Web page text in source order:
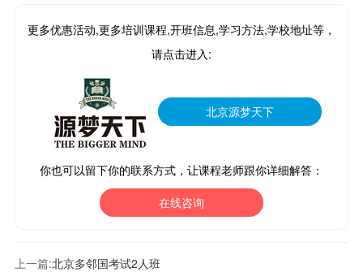
更多优惠活动,更多培训课程,开班信息,学习方法,学校地址等，
请点击进入:
北京源梦天下
你也可以留下你的联系方式，让课程老师跟你详细解答：
在线咨询
上一篇:北京多邻国考试2人班